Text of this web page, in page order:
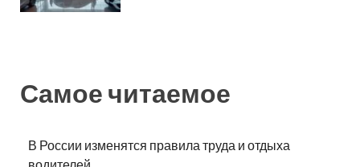
Самое читаемое
В России изменятся правила труда и отдыха